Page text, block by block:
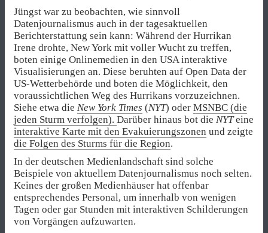
Jüngst war zu beobachten, wie sinnvoll
Datenjournalismus auch in der tagesaktuellen
Berichterstattung sein kann: Während der Hurrikan
Irene drohte, New York mit voller Wucht zu treffen,
boten einige Onlinemedien in den USA interaktive
Visualisierungen an. Diese beruhten auf Open Data der
US-Wetterbehörde und boten die Möglichkeit, den
voraussichtlichen Weg des Hurrikans vorzuzeichnen.
Siehe etwa die New York Times (NYT) oder MSNBC (die
jeden Sturm verfolgen). Darüber hinaus bot die NYTeine
interaktive Karte mit den Evakuierungszonen und zeigte
die Folgen des Sturms für die Region.
In der deutschen Medienlandschaft sind solche
Beispiele von aktuellem Datenjournalismus noch selten.
Keines der großen Medienhäuser hat offenbar
entsprechendes Personal, um innerhalb von wenigen
Tagen oder gar Stunden mit interaktiven Schilderungen
von Vorgängen aufzuwarten.